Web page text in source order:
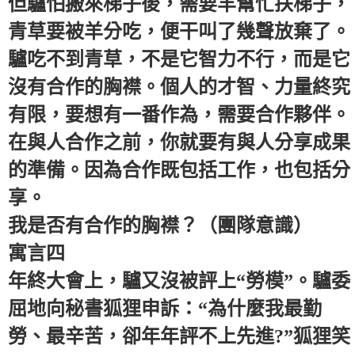
青草要被羊分吃，便干叫了幾聲放棄了。
驢吃不到青草，不是它智力不行，而是它
沒有合作的胸襟。個人的才智、力量終究
有限，要想有一番作為，需要合作夥伴。
在與人合作之前，你就要有與人分享成果
的準備。因為合作既包括工作，也包括分
享。
我是否有合作的胸襟？（團隊意識）
寓言四
年終大會上，驢又沒被評上“勞模”。驢委
屈地向秘書狐狸申訴：“為什麼我最勤
勞、最辛苦，卻年年評不上先進?”狐狸笑